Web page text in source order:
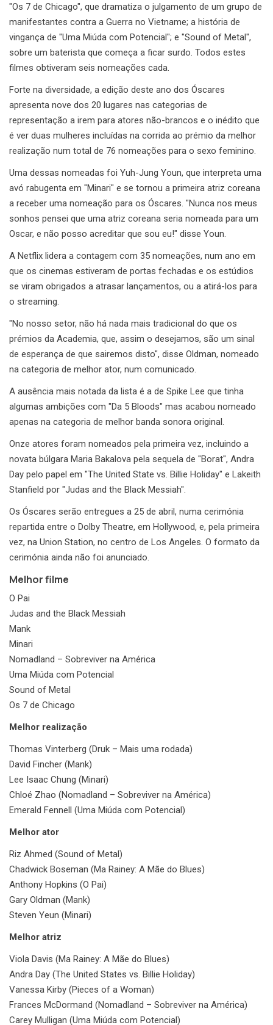
"Os 7 de Chicago", que dramatiza o julgamento de um grupo de
manifestantes contra a Guerra no Vietname; a história de
vingança de "Uma Miúda com Potencial"; e "Sound of Metal",
sobre um baterista que começa a ficar surdo. Todos estes
filmes obtiveram seis nomeações cada.
Forte na diversidade, a edição deste ano dos Óscares
apresenta nove dos 20 lugares nas categorias de
representação a irem para atores não-brancos e o inédito que
é ver duas mulheres incluídas na corrida ao prémio da melhor
realização num total de 76 nomeações para o sexo feminino.
Uma dessas nomeadas foi Yuh-Jung Youn, que interpreta uma
avó rabugenta em "Minari" e se tornou a primeira atriz coreana
a receber uma nomeação para os Óscares. "Nunca nos meus
sonhos pensei que uma atriz coreana seria nomeada para um
Oscar, e não posso acreditar que sou eu!" disse Youn.
A Netflix lidera a contagem com 35 nomeações, num ano em
que os cinemas estiveram de portas fechadas e os estúdios
se viram obrigados a atrasar lançamentos, ou a atirá-los para
o streaming.
"No nosso setor, não há nada mais tradicional do que os
prémios da Academia, que, assim o desejamos, são um sinal
de esperança de que sairemos disto", disse Oldman, nomeado
na categoria de melhor ator, num comunicado.
A ausência mais notada da lista é a de Spike Lee que tinha
algumas ambições com "Da 5 Bloods" mas acabou nomeado
apenas na categoria de melhor banda sonora original.
Onze atores foram nomeados pela primeira vez, incluindo a
novata búlgara Maria Bakalova pela sequela de "Borat", Andra
Day pelo papel em "The United State vs. Billie Holiday" e Lakeith
Stanfield por "Judas and the Black Messiah".
Os Óscares serão entregues a 25 de abril, numa cerimónia
repartida entre o Dolby Theatre, em Hollywood, e, pela primeira
vez, na Union Station, no centro de Los Angeles. O formato da
cerimónia ainda não foi anunciado.
Melhor filme
O Pai
Judas and the Black Messiah
Mank
Minari
Nomadland – Sobreviver na América
Uma Miúda com Potencial
Sound of Metal
Os 7 de Chicago
Melhor realização
Thomas Vinterberg (Druk – Mais uma rodada)
David Fincher (Mank)
Lee Isaac Chung (Minari)
Chloé Zhao (Nomadland – Sobreviver na América)
Emerald Fennell (Uma Miúda com Potencial)
Melhor ator
Riz Ahmed (Sound of Metal)
Chadwick Boseman (Ma Rainey: A Mãe do Blues)
Anthony Hopkins (O Pai)
Gary Oldman (Mank)
Steven Yeun (Minari)
Melhor atriz
Viola Davis (Ma Rainey: A Mãe do Blues)
Andra Day (The United States vs. Billie Holiday)
Vanessa Kirby (Pieces of a Woman)
Frances McDormand (Nomadland – Sobreviver na América)
Carey Mulligan (Uma Miúda com Potencial)